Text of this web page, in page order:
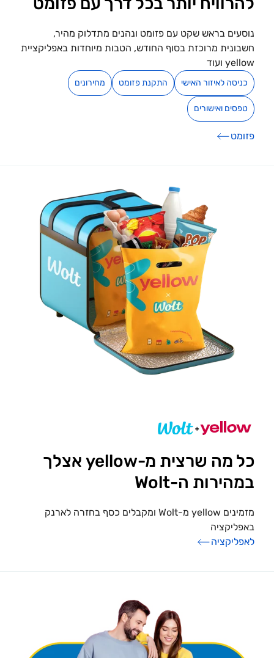
נוסעים בראש שקט עם פזומט ונהנים מתדלוק מהיר,
חשבונית מרוכזת בסוף החודש, הטבות מיוחדות באפליקציית
yellow ועוד
כניסה לאיזור האישי התקנת פזומט מחירונים
טפסים ואישורים
פזומט
כל מה שרצית מ-yellow אצלך
במהירות ה-Wolt
מזמינים yellow מ-Wolt ומקבלים כסף בחזרה לארנק
באפליקציה
לאפליקציה